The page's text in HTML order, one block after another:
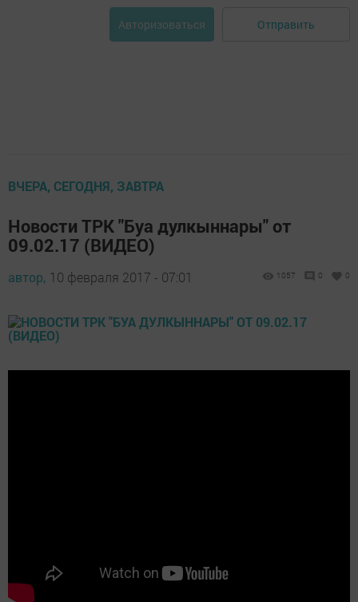
Авторизоваться Отправить
ВЧЕРА, СЕГОДНЯ, ЗАВТРА
Новости ТРК "Буа дулкыннары" от
09.02.17 (ВИДЕО)
автор, 10 февраля 2017 - 07:01 1057 0 0